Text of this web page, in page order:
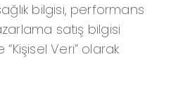
bilgisi, performans
satış bilgisi
Veri” olarak